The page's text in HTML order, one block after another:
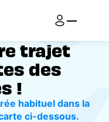
trajet
des
!
habituel dans la
ci-dessous.